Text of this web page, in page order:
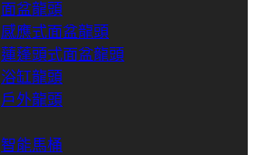
面盆龍頭
感應式面盆龍頭
蓮蓬頭式面盆龍頭
浴缸龍頭
戶外龍頭
智能馬桶